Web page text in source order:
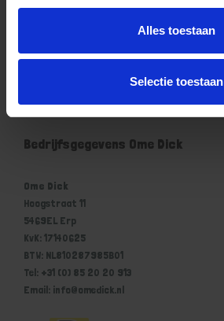
Alles toestaan
Selectie toestaan
Klantenservice Ome Dick
Winkelwagen
Bedrijfsgegevens Ome Dick
Ome Dick
Hoogstraat 11
5469EL Erp
KvK: 17140625
BTW: NL810287985B01
Tel: +31 (0) 85 20 20 913
Email: info@omedick.nl